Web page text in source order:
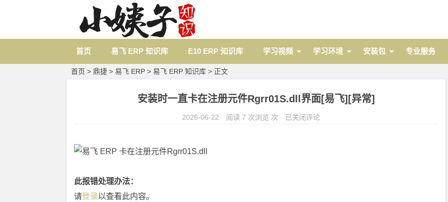
首页 易飞 ERP 知识库 E10 ERP 知识库 学习视频 学习环境 安装包 专业服务
首页 > 鼎捷 > 易飞 ERP > 易飞 ERP 知识库 > 正文
安装时一直卡在注册元件Rgrr01S.dll界面[易飞][异常]
2026-06-22 阅读 7 次浏览 次 已关闭评论
此报错处理办法：
请登录以查看此内容。